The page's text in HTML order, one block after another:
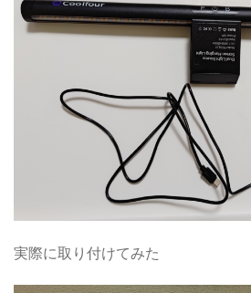
実際に取り付けてみた